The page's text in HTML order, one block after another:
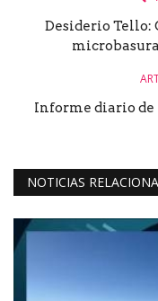
Desiderio Tello:
Informe diario
NOTICIAS